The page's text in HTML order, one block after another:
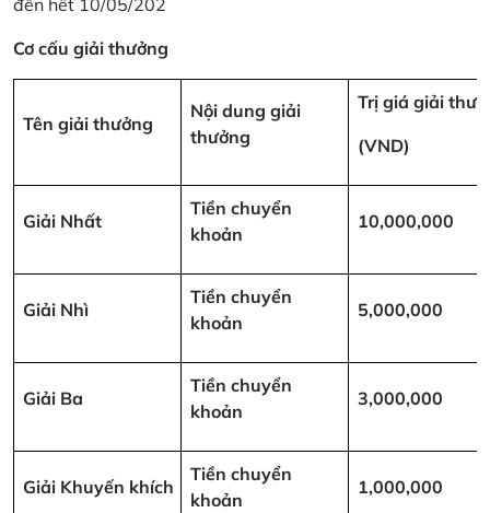
đến hết 10/05/202
Cơ cấu giải thưởng
Tên giải thưởng
Nội dung giải
thưởng
Trị giá giải
(VND)
Giải Nhất
Tiền chuyển
khoản
10,000,000
Giải Nhì
Tiền chuyển
khoản
5,000,000
Giải Ba
Tiền chuyển
khoản
3,000,000
Giải Khuyến khích
Tiền chuyển
khoản
1,000,000